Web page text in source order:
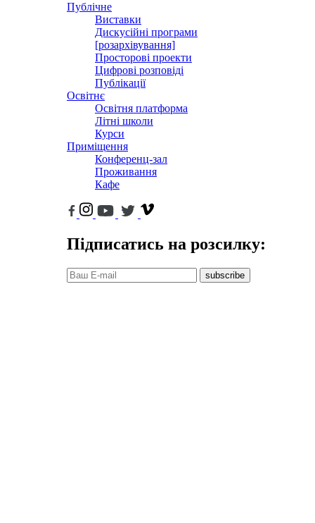
Публічне
Виставки
Дискусійні програми
[розархівування]
Просторові проекти
Цифрові розповіді
Публікації
Освітнє
Освітня платформа
Літні школи
Курси
Приміщення
Конференц-зал
Проживання
Кафе
Підписатись на розсилку:
subscribe